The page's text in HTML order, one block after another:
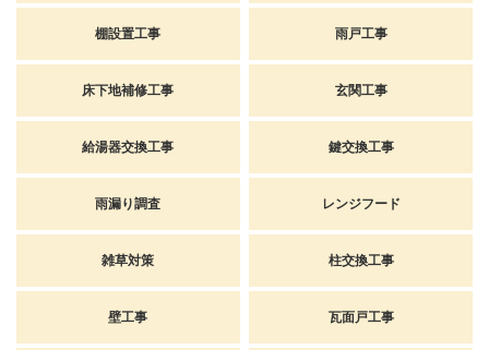
棚設置工事 雨戸工事
床下地補修工事 玄関工事
給湯器交換工事 鍵交換工事
雨漏り調査 レンジフード
雑草対策 柱交換工事
壁工事 瓦面戸工事